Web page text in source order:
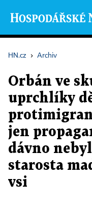
HN.cz › Archiv
Orbán ve
uprchlíky
jen
dávno
starosta
vsi